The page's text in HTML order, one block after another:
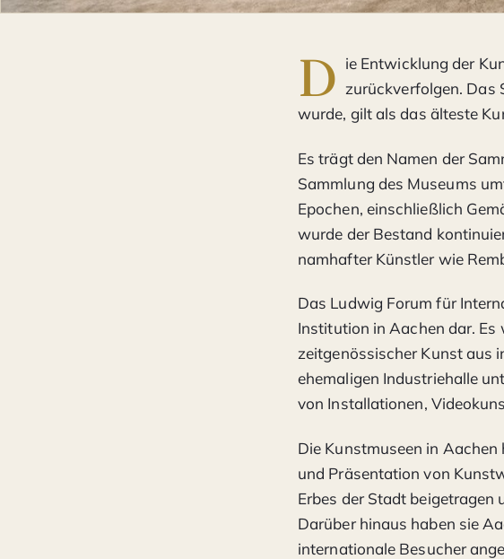
D ie Entwicklung der
zurückverfolgen. Das
wurde, gilt als das älteste
Es trägt den Namen der
Sammlung des Museums
Epochen, einschließlich
wurde der Bestand
namhafter Künstler wie
Das Ludwig Forum für
Institution in Aachen dar.
zeitgenössischer Kunst aus
ehemaligen Industriehalle
von Installationen,
Die Kunstmuseen in
und Präsentation von
Erbes der Stadt
Darüber hinaus haben sie
internationale Besucher